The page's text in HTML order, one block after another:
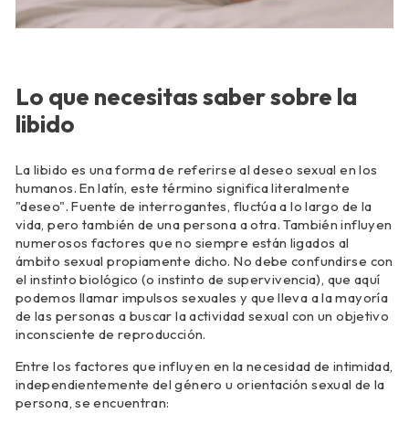
Lo que necesitas saber sobre la
libido
La libido es una forma de referirse al deseo sexual en los
humanos. En latín, este término significa literalmente
"deseo". Fuente de interrogantes, fluctúa a lo largo de la
vida, pero también de una persona a otra. También influyen
numerosos factores que no siempre están ligados al
ámbito sexual propiamente dicho. No debe confundirse con
el instinto biológico (o instinto de supervivencia), que aquí
podemos llamar impulsos sexuales y que lleva a la mayoría
de las personas a buscar la actividad sexual con un objetivo
inconsciente de reproducción.
Entre los factores que influyen en la necesidad de intimidad,
independientemente del género u orientación sexual de la
persona, se encuentran: